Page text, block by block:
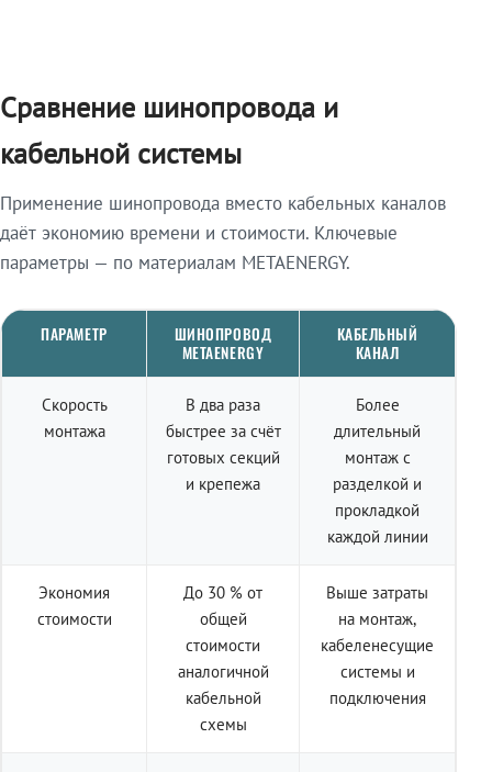
Сравнение шинопровода и
кабельной системы
Применение шинопровода вместо кабельных каналов
даёт экономию времени и стоимости. Ключевые
параметры — по материалам METAENERGY.
ПАРАМЕТР
ШИНОПРОВОД
METAENERGY
КАБЕЛЬНЫЙ
КАНАЛ
Скорость
монтажа
В два раза
быстрее за счёт
готовых секций
и крепежа
Более
длительный
монтаж с
разделкой и
прокладкой
каждой линии
Экономия
стоимости
До 30 % от
общей
стоимости
аналогичной
кабельной
схемы
Выше затраты
на монтаж,
кабеленесущие
системы и
подключения